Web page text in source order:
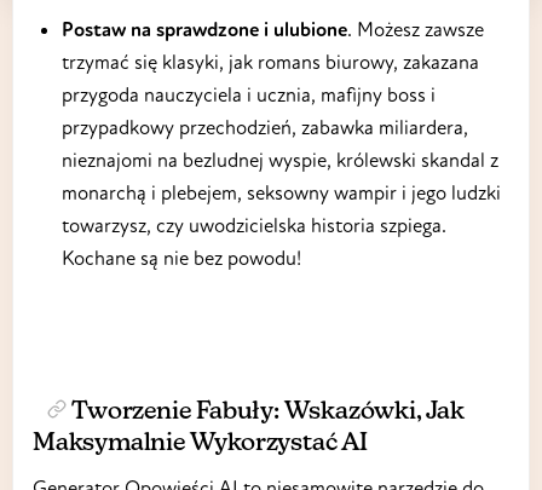
Postaw na sprawdzone i ulubione. Możesz zawsze
trzymać się klasyki, jak romans biurowy, zakazana
przygoda nauczyciela i ucznia, mafijny boss i
przypadkowy przechodzień, zabawka miliardera,
nieznajomi na bezludnej wyspie, królewski skandal z
monarchą i plebejem, seksowny wampir i jego ludzki
towarzysz, czy uwodzicielska historia szpiega.
Kochane są nie bez powodu!
Tworzenie Fabuły: Wskazówki, Jak
Maksymalnie Wykorzystać AI